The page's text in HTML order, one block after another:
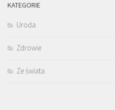
KATEGORIE
Uroda
Zdrowie
Ze świata